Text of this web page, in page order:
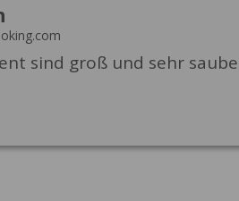
sind groß und sehr